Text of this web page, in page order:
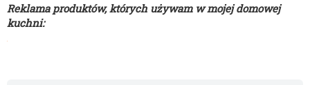
Reklama produktów, których używam w mojej domowej
kuchni: